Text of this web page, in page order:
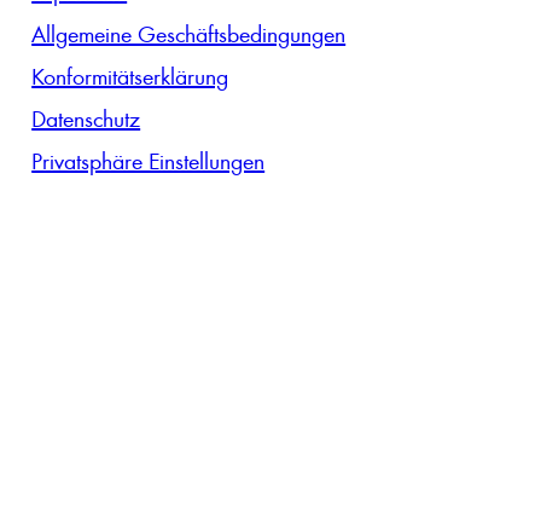
Allgemeine Geschäftsbedingungen
Konformitätserklärung
Datenschutz
Privatsphäre Einstellungen